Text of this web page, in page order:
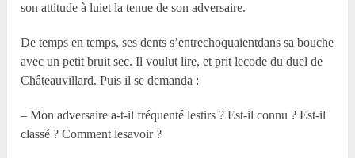
son attitude à luiet la tenue de son adversaire.
De temps en temps, ses dents s’entrechoquaientdans sa bouche
avec un petit bruit sec. Il voulut lire, et prit lecode du duel de
Châteauvillard. Puis il se demanda :
– Mon adversaire a-t-il fréquenté lestirs ? Est-il connu ? Est-il
classé ? Comment lesavoir ?